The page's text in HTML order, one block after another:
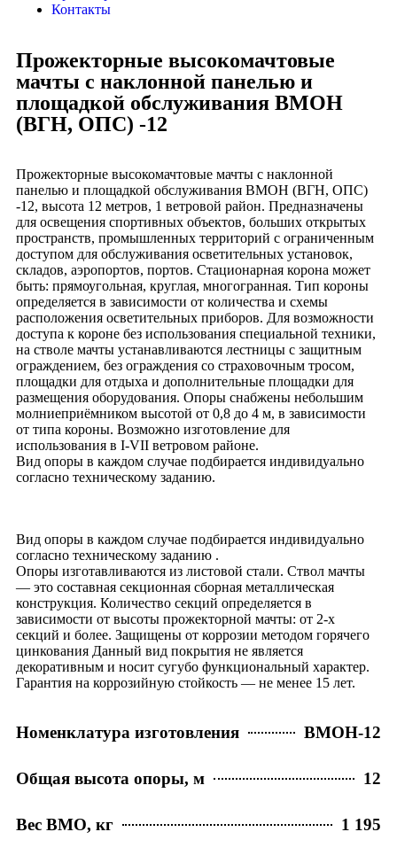
Контакты
Прожекторные высокомачтовые
мачты с наклонной панелью и
площадкой обслуживания ВМОН
(ВГН, ОПС) -12
Прожекторные высокомачтовые мачты с наклонной
панелью и площадкой обслуживания ВМОН (ВГН, ОПС)
-12, высота 12 метров, 1 ветровой район. Предназначены
для освещения спортивных объектов, больших открытых
пространств, промышленных территорий с ограниченным
доступом для обслуживания осветительных установок,
складов, аэропортов, портов. Стационарная корона может
быть: прямоугольная, круглая, многогранная. Тип короны
определяется в зависимости от количества и схемы
расположения осветительных приборов. Для возможности
доступа к короне без использования специальной техники,
на стволе мачты устанавливаются лестницы с защитным
ограждением, без ограждения со страховочным тросом,
площадки для отдыха и дополнительные площадки для
размещения оборудования. Опоры снабжены небольшим
молниеприёмником высотой от 0,8 до 4 м, в зависимости
от типа короны. Возможно изготовление для
использования в I-VII ветровом районе.
Вид опоры в каждом случае подбирается индивидуально
согласно техническому заданию.
Вид опоры в каждом случае подбирается индивидуально
согласно техническому заданию .
Опоры изготавливаются из листовой стали. Ствол мачты
— это составная секционная сборная металлическая
конструкция. Количество секций определяется в
зависимости от высоты прожекторной мачты: от 2-х
секций и более. Защищены от коррозии методом горячего
цинкования Данный вид покрытия не является
декоративным и носит сугубо функциональный характер.
Гарантия на коррозийную стойкость — не менее 15 лет.
Номенклатура изготовления ВМОН-12
Общая высота опоры, м 12
Вес ВМО, кг 1 195